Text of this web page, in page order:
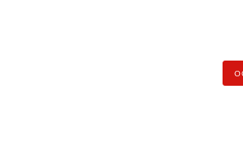
(клиент самостоятельно